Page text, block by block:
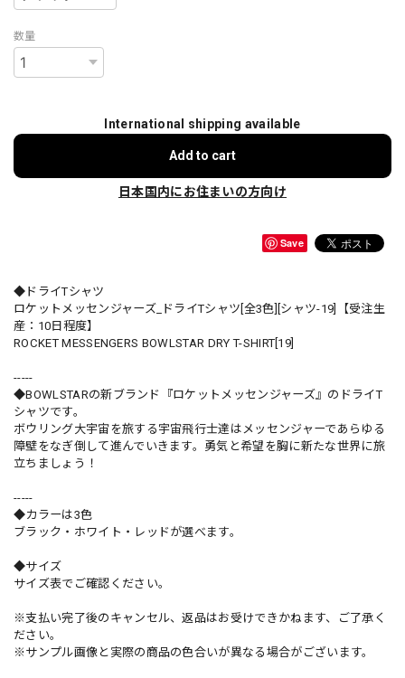
数量
International shipping available
Add to cart
日本国内にお住まいの方向け
Save
◆ドライTシャツ
ロケットメッセンジャーズ_ドライTシャツ[全3色][シャツ-19]【受注生
産：10日程度】
ROCKET MESSENGERS BOWLSTAR DRY T-SHIRT[19]
-----
◆BOWLSTARの新ブランド『ロケットメッセンジャーズ』のドライT
シャツです。
ボウリング大宇宙を旅する宇宙飛行士達はメッセンジャーであらゆる
障壁をなぎ倒して進んでいきます。勇気と希望を胸に新たな世界に旅
立ちましょう！
-----
◆カラーは3色
ブラック・ホワイト・レッドが選べます。
◆サイズ
サイズ表でご確認ください。
※支払い完了後のキャンセル、返品はお受けできかねます、ご了承く
ださい。
※サンプル画像と実際の商品の色合いが異なる場合がございます。